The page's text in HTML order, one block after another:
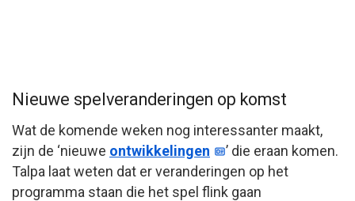
Nieuwe spelveranderingen op komst
Wat de komende weken nog interessanter maakt,
zijn de ‘nieuwe ontwikkelingen
’ die eraan komen.
Talpa laat weten dat er veranderingen op het
programma staan die het spel flink gaan